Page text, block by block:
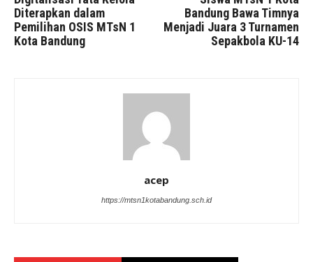
Diterapkan dalam
Pemilihan OSIS MTsN 1
Kota Bandung
Bandung Bawa Timnya
Menjadi Juara 3 Turnamen
Sepakbola KU-14
acep
https://mtsn1kotabandung.sch.id